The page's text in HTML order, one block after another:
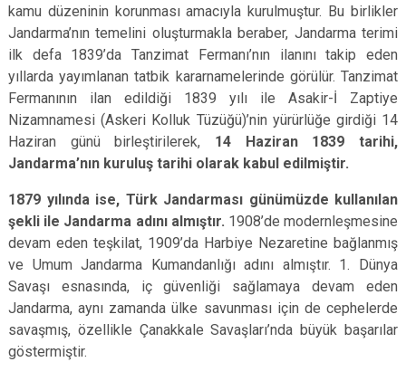
kamu düzeninin korunması amacıyla kurulmuştur. Bu birlikler
Jandarma’nın temelini oluşturmakla beraber, Jandarma terimi
ilk defa 1839’da Tanzimat Fermanı’nın ilanını takip eden
yıllarda yayımlanan tatbik kararnamelerinde görülür. Tanzimat
Fermanının ilan edildiği 1839 yılı ile Asakir-İ Zaptiye
Nizamnamesi (Askeri Kolluk Tüzüğü)’nin yürürlüğe girdiği 14
Haziran günü birleştirilerek, 14 Haziran 1839 tarihi,
Jandarma’nın kuruluş tarihi olarak kabul edilmiştir.
1879 yılında ise, Türk Jandarması günümüzde kullanılan
şekli ile Jandarma adını almıştır. 1908’de modernleşmesine
devam eden teşkilat, 1909’da Harbiye Nezaretine bağlanmış
ve Umum Jandarma Kumandanlığı adını almıştır. 1. Dünya
Savaşı esnasında, iç güvenliği sağlamaya devam eden
Jandarma, aynı zamanda ülke savunması için de cephelerde
savaşmış, özellikle Çanakkale Savaşları’nda büyük başarılar
göstermiştir.